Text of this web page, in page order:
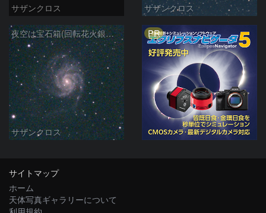
サザンクロス サザンクロス
夜空は宝石箱(回転花火銀河 M101) Seestar50
サザンクロス
PR
サイトマップ
ホーム
天体写真ギャラリーについて